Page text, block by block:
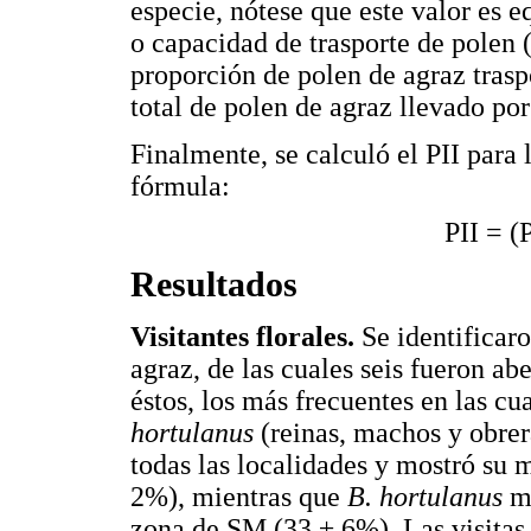
especie, nótese que este valor es
o capacidad de trasporte de
proporción de polen de agraz
total de polen de agraz llevado
Finalmente, se calculó el PII para
fórmula:
PII =
Resultados
Visitantes florales. Se
agraz, de las cuales seis fueron
éstos, los más frecuentes en las
hortulanus (reinas, machos y
todas las localidades y mostró su
2%), mientras que B. hortulanus